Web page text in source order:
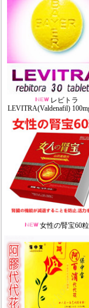
レビトラ
LEVITRA(Valdenafil)
女性の腎宝60粒